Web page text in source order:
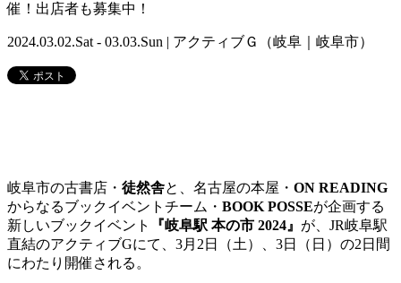
催！出店者も募集中！
2024.03.02.Sat - 03.03.Sun | アクティブＧ（岐阜｜岐阜市）
岐阜市の古書店・ 徒然舎と、名古屋の本屋・ ON READING
からなるブックイベントチーム・ BOOK POSSEが企画する
新しいブックイベント
『岐阜駅 本の市 2024』 が、JR岐阜駅
直結のアクティブGにて、3月2日（土）、3日（日）の2日間
にわたり開催される。